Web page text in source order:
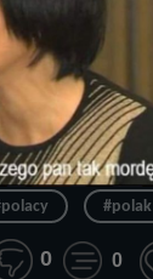
#polak
0 0